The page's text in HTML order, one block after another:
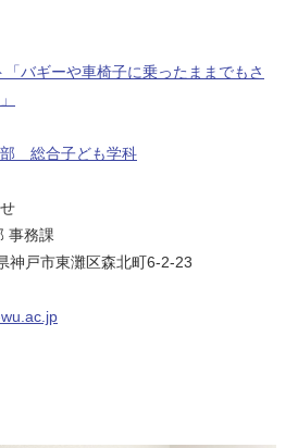
バギーや車椅子に乗ったままでもさ
総合子ども学科
事務課
神戸市東灘区森北町6-2-23